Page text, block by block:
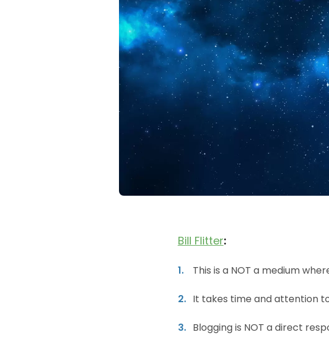
Bill Flitter:
This is a NOT a medium
It takes time and attention
Blogging is NOT a direct